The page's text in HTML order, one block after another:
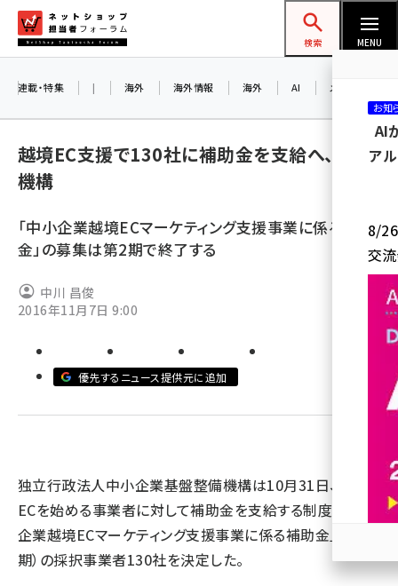
ン
ネットショップ担当者フォーラム
検索 MENU
yahoo (1906)
ecbeing (1210)
base (1081)
連載・特集 | 海外 海外情報 海外 AI メタバース
越境EC支援で130社に補助金を支給へ、中小
機構
「中小企業越境ECマーケティング支援事業に係る補助
金」の募集は第2期で終了する
中川 昌俊
2016年11月7日 9:00
優先するニュース提供元に追加
独立行政法人中小企業基盤整備機構は10月31日、越境
ECを始める事業者に対して補助金を支給する制度「中小
企業越境ECマーケティング支援事業に係る補助金」（第2
期）の採択事業者130社を決定した。
お知
AI
ア
8/26
交
参